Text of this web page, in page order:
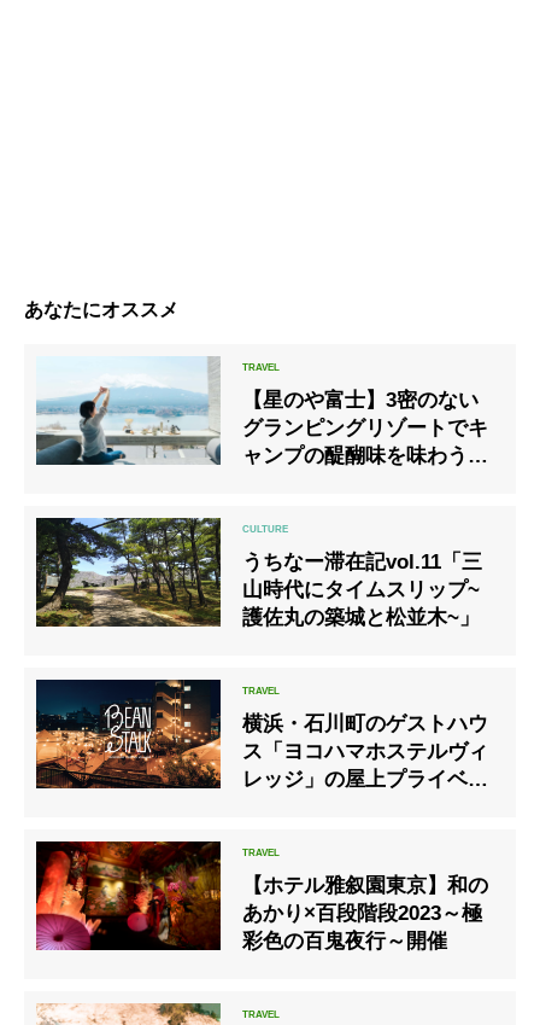
あなたにオススメ
【星のや富士】3密のない
グランピングリゾートでキ
ャンプの醍醐味を味わう
ステイ」
うちなー滞在記vol.11「三
山時代にタイムスリップ~
護佐丸の築城と松並木~」
横浜・石川町のゲストハウ
ス「ヨコハマホステルヴィ
レッジ」の屋上プライベー
『BEANSTALK(ビーンスト
ーク)』としてリニューア
ル
【ホテル雅叙園東京】和の
あかり×百段階段2023～極
彩色の百鬼夜行～開催